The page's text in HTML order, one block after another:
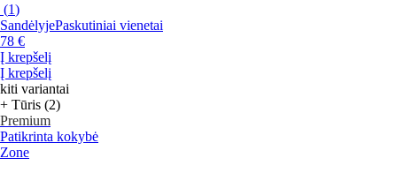
(1)
SandėlyjePaskutiniai vienetai
78 €
Į krepšelį
Į krepšelį
kiti variantai
+ Tūris (2)
Premium
Patikrinta kokybė
Zone